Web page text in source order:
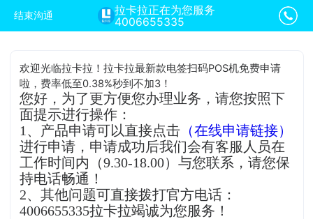
结束沟通
拉卡拉正在为您服务
4006655335
欢迎光临拉卡拉！拉卡拉最新款电签扫码POS机免费申请
啦，费率低至0.38%秒到不加3！
您好，为了更方便您办理业务，请您按照下
面提示进行操作：
1、产品申请可以直接点击 （在线申请链接）
进行申请，申请成功后我们会有客服人员在
工作时间内（9.30-18.00）与您联系，请您保
持电话畅通！
2、其他问题可直接拨打官方电话：
4006655335拉卡拉竭诚为您服务！